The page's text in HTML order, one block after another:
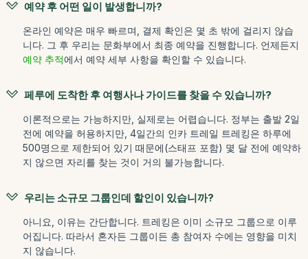
예약 후 어떤 일이 발생합니까?
온라인 예약은 매우 빠르며, 결제 확인은 몇 초 밖에 걸리지 않습
니다. 그 후 우리는 문화부에서 최종 예약을 진행합니다. 언제든지
예약 추적에서 예약 세부 사항을 확인할 수 있습니다.
페루에 도착한 후 여행사나 가이드를 찾을 수 있습니까?
이론적으로는 가능하지만, 실제로는 어렵습니다. 정부는 출발 2일
전에 예약을 허용하지만, 4일간의 인카 트레일 트레킹은 하루에
500명으로 제한되어 있기 때문에(스태프 포함) 몇 달 전에 예약하
지 않으면 자리를 찾는 것이 거의 불가능합니다.
우리는 소규모 그룹인데 할인이 있습니까?
아니요, 이유는 간단합니다. 트레킹은 이미 소규모 그룹으로 이루
어집니다. 따라서 혼자든 그룹이든 총 참여자 수에는 영향을 미치
지 않습니다.